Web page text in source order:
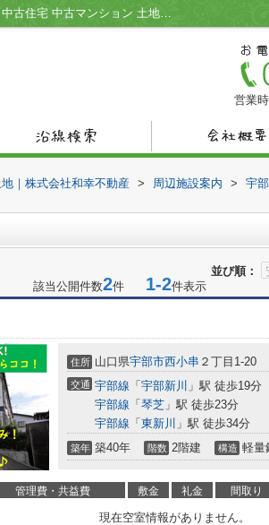
あゆみ薬局周辺の物件一覧｜宇部市の不動産情報 賃貸アパ－ト 貸家 中古住宅 中古マンション 土地｜株式会社和幸不動産
営業
｜株式会社和幸不動産 > 周辺施設案内 > 宇
並び順：
該当公開件数2件 1-2件表示
住所 山口県宇部市西小串 ２丁目1-20
交通 宇部線 「 宇部新川 」駅 徒歩19分
宇部線 「 琴芝 」駅 徒歩23分
宇部線 「 東新川 」駅 徒歩34分
築年 築40年 階数 2階建 構造 軽量
管理費・共益費 敷金 礼金 間取り
現在空室情報がありません。